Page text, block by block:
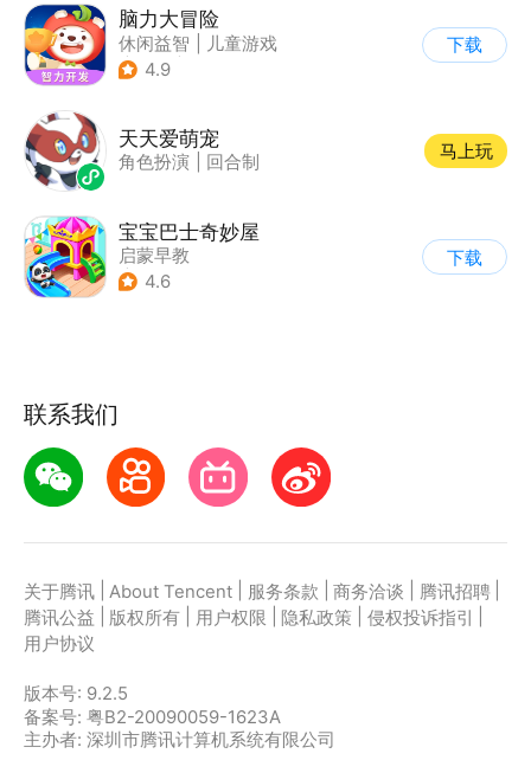
脑力大冒险
休闲益智
儿童游戏
| 卡通
4.9
下载
天天爱萌宠
角色扮演 回合制
马上玩
宝宝巴士奇妙屋
启蒙早教
| 儿童益智游戏
4.6
下载
联系我们
关于腾讯 About Tencent 服务条款 商务洽谈 腾讯招聘
腾讯公益
版权所有 用户权限 隐私政策 侵权投诉指引
用户协议
版本号: 9.2.5
备案号: 粤B2-20090059-1623A
主办者: 深圳市腾讯计算机系统有限公司